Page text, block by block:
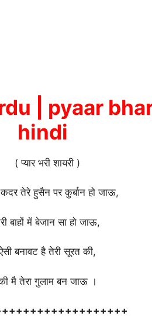
| pyaar
hindi
( प्यार भरी शायरी )
तेरे हुसैन पर कुर्बान हो जाऊ,
बाहों में बेजान सा हो जाऊ,
बनावट है तेरी सूरत की,
मै तेरा गुलाम बन जाऊ ।